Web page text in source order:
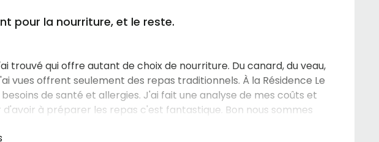
pour la nourriture, et le reste.
trouvé qui offre autant de choix de nourriture. Du canard, du veau,
vues offrent seulement des repas traditionnels. À la Résidence Le
de santé et allergies. J'ai fait une analyse de mes coûts et
à préparer les repas c'est fantastique. Bon nous sommes